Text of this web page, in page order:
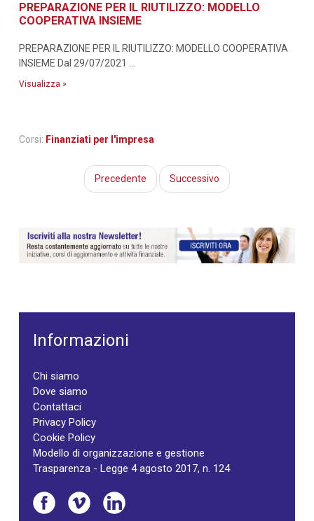
PREPARAZIONE PER IL RIUTILIZZO: MODELLO
COOPERATIVA INSIEME
PREPARAZIONE PER IL RIUTILIZZO: MODELLO COOPERATIVA
INSIEME Dal 29/07/2021 ...
Visualizza »
Corsi: Finanziati per l'impresa
Precedente Successivo
Informazioni
Chi siamo
Dove siamo
Contattaci
Privacy Policy
Cookie Policy
Modello di organizzazione e gestione
Trasparenza - Legge 4 agosto 2017, n. 124